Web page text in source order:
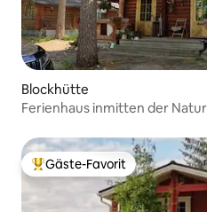
Blockhütte
Ferienhaus inmitten der
Beliebter Gäste-Favorit.
Gäste-Favorit